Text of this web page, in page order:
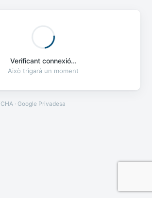
Verificant connexió...
Això trigarà un moment
· Google Privadesa